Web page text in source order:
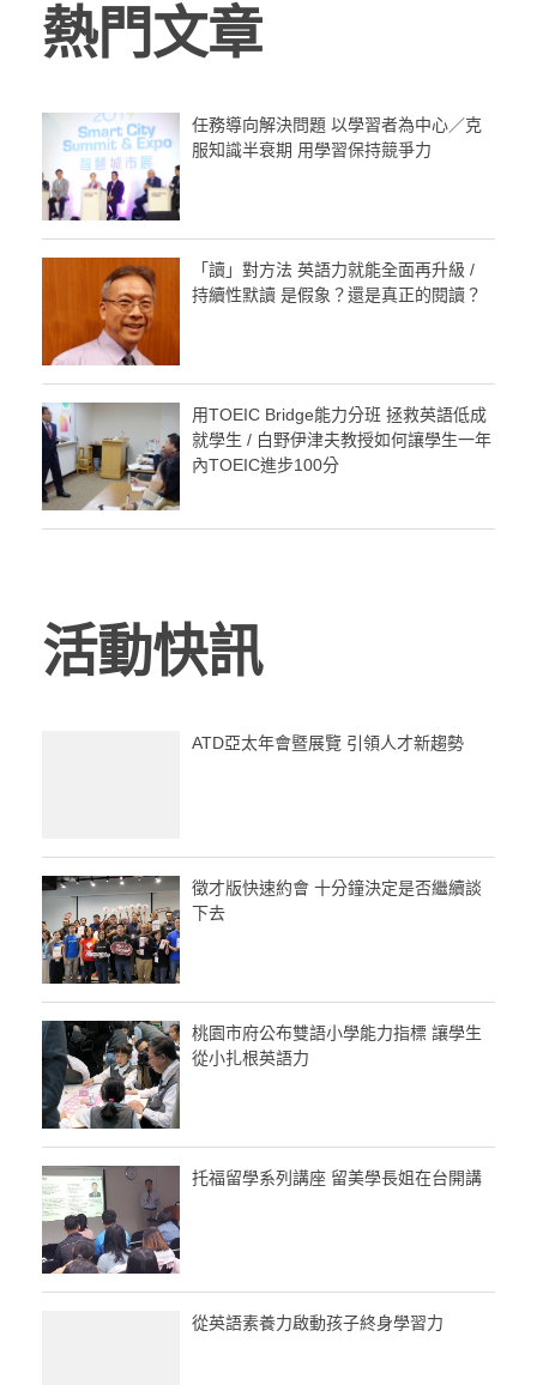
熱門文章
任務導向解決問題 以學習者為中心／克
服知識半衰期 用學習保持競爭力
「讀」對方法 英語力就能全面再升級 /
持續性默讀 是假象？還是真正的閱讀？
用TOEIC Bridge能力分班 拯救英語低成
就學生 / 白野伊津夫教授如何讓學生一年
內TOEIC進步100分
活動快訊
ATD亞太年會暨展覽 引領人才新趨勢
徵才版快速約會 十分鐘決定是否繼續談
下去
桃園市府公布雙語小學能力指標 讓學生
從小扎根英語力
托福留學系列講座 留美學長姐在台開講
從英語素養力啟動孩子終身學習力